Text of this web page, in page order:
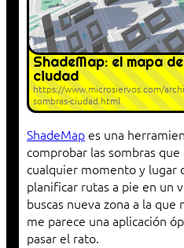
ShadeMap: el mapa
ciudad
https://www.microsiervos.com/
sombras-ciudad.html
ShadeMap es una
comprobar las sombras
cualquier momento y lugar
planificar rutas a pie en un
buscas nueva zona a la
me parece una aplicación
pasar el rato.